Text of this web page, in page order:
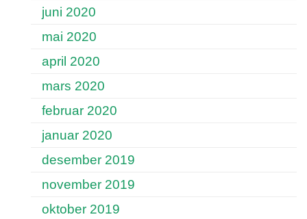
juni 2020
mai 2020
april 2020
mars 2020
februar 2020
januar 2020
desember 2019
november 2019
oktober 2019